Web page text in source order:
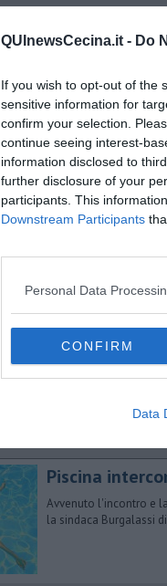
QUInewsCecina.it - Do
If you wish to opt-out of the
sensitive information for
confirm your selection.
continue seeing interest-
information disclosed to
further disclosure of your
participants. This
Downstream Participants
Personal Data
CONFIRM
Data
Dopo i
Firenze, Empoli,
chi siederà nelle
Diabete tra
L'iniziativa è
occasione della
Droga, Per
Piscina
Avvenuto l'incontro e
la sindaca Burgalassi